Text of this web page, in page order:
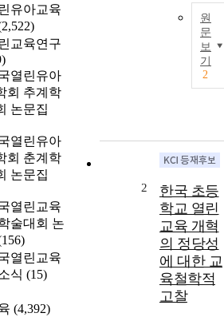
유아교육
교육연구
열린유아
회 추계학
논문집
열린유아
회 춘계학
논문집
열린교육
술대회 논
열린교육
식 (15)
(4,392)
원
문
보
기
2
2
한국 초등
학교 열린
교육 개혁
의 정당성
에 대한 교
육철학적
고찰